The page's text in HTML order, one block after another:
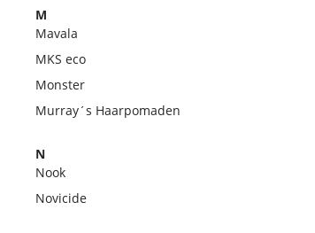
M
Mavala
MKS eco
Monster
Murray´s Haarpomaden
N
Nook
Novicide